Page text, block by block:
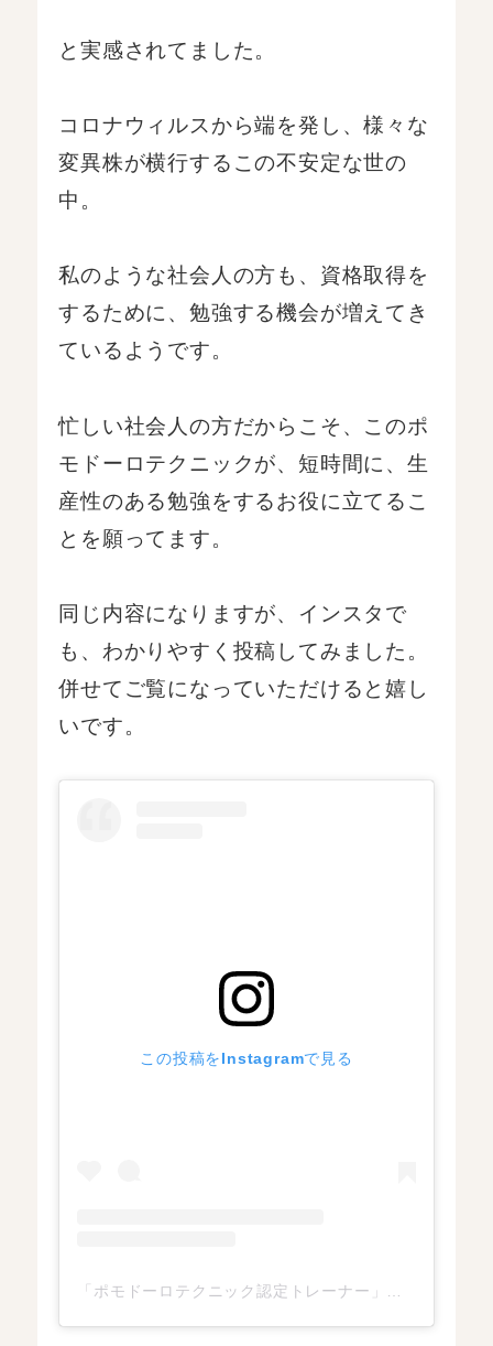
と実感されてました。
コロナウィルスから端を発し、様々な
変異株が横行するこの不安定な世の
中。
私のような社会人の方も、資格取得を
するために、勉強する機会が増えてき
ているようです。
忙しい社会人の方だからこそ、このポ
モドーロテクニックが、短時間に、生
産性のある勉強をするお役に立てるこ
とを願ってます。
同じ内容になりますが、インスタで
も、わかりやすく投稿してみました。
併せてご覧になっていただけると嬉し
いです。
この投稿をInstagramで見る